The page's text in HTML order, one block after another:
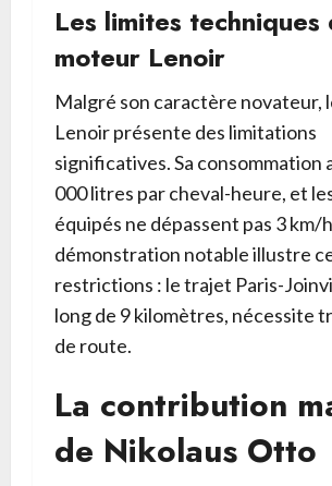
Les limites techniques
moteur Lenoir
Malgré son caractère novateur,
Lenoir présente des limitations
significatives. Sa consommation
000 litres par cheval-heure, et
équipés ne dépassent pas 3 km/
démonstration notable illustre
restrictions : le trajet Paris-
long de 9 kilomètres, nécessite
de route.
La contribution
de Nikolaus Otto